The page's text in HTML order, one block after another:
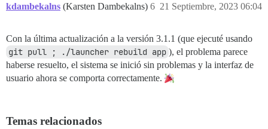
kdambekalns (Karsten Dambekalns) 21 Septiembre, 2023 06:04
6
Con la última actualización a la versión 3.1.1 (que ejecuté usando
git pull ; ./launcher rebuild app ), el problema parece
haberse resuelto, el sistema se inició sin problemas y la interfaz de
usuario ahora se comporta correctamente.
Temas relacionados